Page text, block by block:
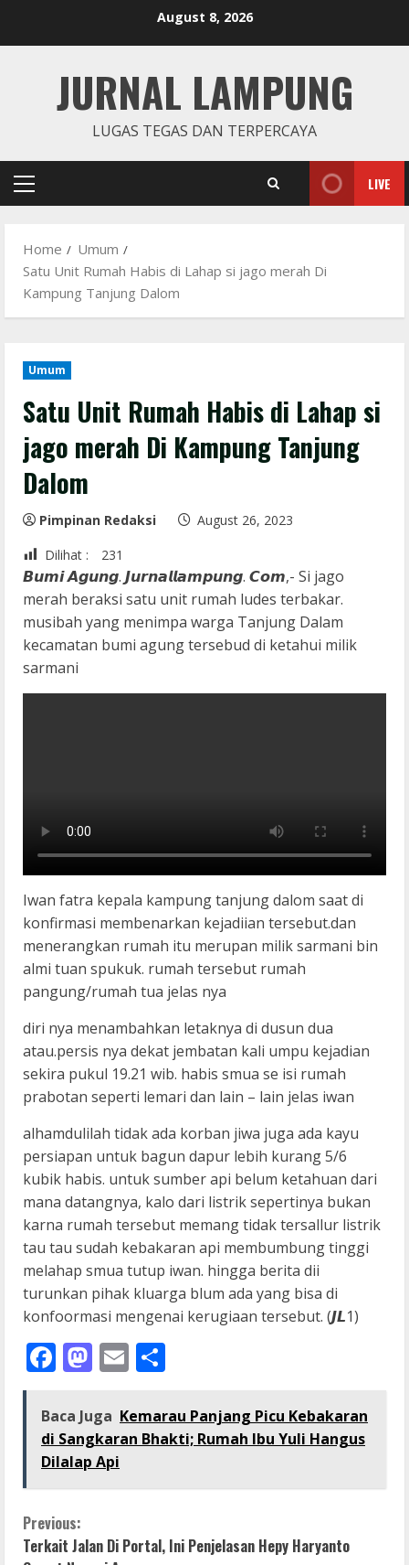
August 8, 2026
JURNAL LAMPUNG
LUGAS TEGAS DAN TERPERCAYA
Primary
LIVE
Home
Umum
Satu Unit Rumah Habis di Lahap si jago merah Di
Kampung Tanjung Dalom
Umum
Satu Unit Rumah Habis di Lahap si
jago merah Di Kampung Tanjung
Dalom
Pimpinan Redaksi
August 26, 2023
Dilihat :
231
𝘽𝙪𝙢𝙞 𝘼𝙜𝙪𝙣𝙜. 𝙅𝙪𝙧𝙣𝙖𝙡𝙡𝙖𝙢𝙥𝙪𝙣𝙜. 𝘾𝙤𝙢,- Si jago
merah beraksi satu unit rumah ludes terbakar.
musibah yang menimpa warga Tanjung Dalam
kecamatan bumi agung tersebud di ketahui milik
sarmani
Iwan fatra kepala kampung tanjung dalom saat di
konfirmasi membenarkan kejadiian tersebut.dan
menerangkan rumah itu merupan milik sarmani bin
almi tuan spukuk. rumah tersebut rumah
pangung/rumah tua jelas nya
diri nya menambahkan letaknya di dusun dua
atau.persis nya dekat jembatan kali umpu kejadian
sekira pukul 19.21 wib. habis smua se isi rumah
prabotan seperti lemari dan lain – lain jelas iwan
alhamdulilah tidak ada korban jiwa juga ada kayu
persiapan untuk bagun dapur lebih kurang 5/6
kubik habis. untuk sumber api belum ketahuan dari
mana datangnya, kalo dari listrik sepertinya bukan
karna rumah tersebut memang tidak tersallur listrik
tau tau sudah kebakaran api membumbung tinggi
melahap smua tutup iwan. hingga berita dii
turunkan pihak kluarga blum ada yang bisa di
konfoormasi mengenai kerugiaan tersebut. (𝙅𝙇1)
Facebook
Mastodon
Email
Baca Juga Kemarau Panjang Picu Kebakaran
di Sangkaran Bhakti; Rumah Ibu Yuli Hangus
Dilalap Api
C
Previous:
Terkait Jalan Di Portal, Ini Penjelasan Hepy Haryanto